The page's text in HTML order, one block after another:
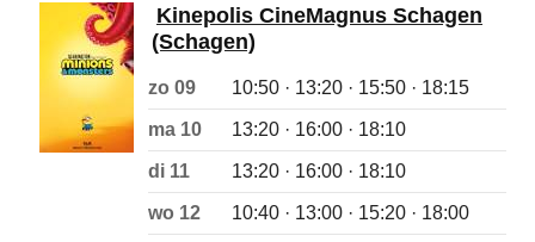
Kinepolis CineMagnus Schagen
(Schagen)
zo 09 10:50 · 13:20 · 15:50 · 18:15
ma 10 13:20 · 16:00 · 18:10
di 11 13:20 · 16:00 · 18:10
wo 12 10:40 · 13:00 · 15:20 · 18:00